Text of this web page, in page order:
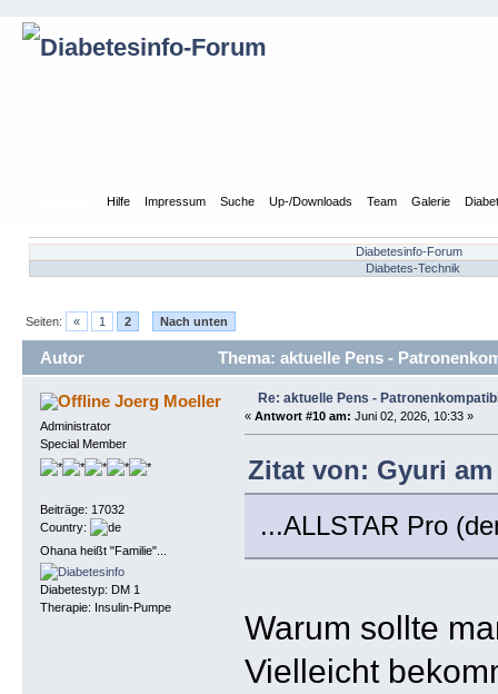
Hilfe Impressum Suche Up-/Downloads Team Galerie
Diabetesinfo-Forum
Diabetes-Technik
Seiten: « 1 2 Nach unten
Autor Thema: aktuelle Pens -
Joerg Moeller
Administrator
Special Member
Beiträge: 17032
Country:
Ohana heißt "Familie"...
Diabetestyp: DM 1
Therapie: Insulin-Pumpe
Re: aktuelle Pens -
« Antwort #10 am: Juni 02, 2026, 10:33 »
Zitat von: Gyuri am
...ALLSTAR Pro
Warum sollte
Vielleicht